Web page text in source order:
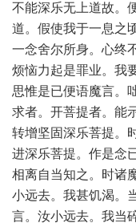
不能深乐无上道故。
道。假使我于一息之
一念舍尔所身。心终
烦恼力起是罪业。我
思惟是已便语魔言。
求者。开菩提者。能
转增坚固深乐菩提。
进深乐菩提。作是念
相离自当知之。时诸
小远去。我甚饥渴。
言。汝小远去。我当